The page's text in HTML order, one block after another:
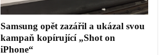
Samsung opět zazářil a ukázal svou
kampaň kopírující „Shot on
iPhone“